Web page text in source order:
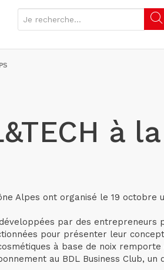
à
Alpes ont organisé le 19
par des
pour présenter leur
à base de noix
au BDL Business Club,